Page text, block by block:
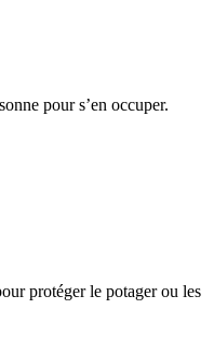
pour s’en occuper.
protéger le potager ou les